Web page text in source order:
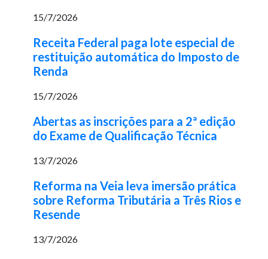
15/7/2026
Receita Federal paga lote especial de
restituição automática do Imposto de
Renda
15/7/2026
Abertas as inscrições para a 2ª edição
do Exame de Qualificação Técnica
13/7/2026
Reforma na Veia leva imersão prática
sobre Reforma Tributária a Três Rios e
Resende
13/7/2026